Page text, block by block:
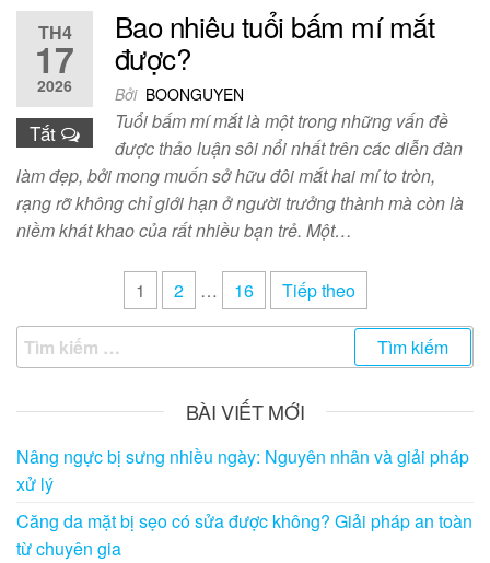
TH4
17
2026
Tắt
Bao nhiêu tuổi bấm mí mắt
được?
Bởi BOONGUYEN
Tuổi bấm mí mắt là một trong những vấn đề
được thảo luận sôi nổi nhất trên các diễn đàn
làm đẹp, bởi mong muốn sở hữu đôi mắt hai mí to tròn,
rạng rỡ không chỉ giới hạn ở người trưởng thành mà còn là
niềm khát khao của rất nhiều bạn trẻ. Một…
hướng
bài
viết
1 2 … 16
Tiếp theo
Tìm
kiếm
BÀI VIẾT MỚI
Nâng ngực bị sưng nhiều ngày: Nguyên nhân và giải pháp
xử lý
Căng da mặt bị sẹo có sửa được không? Giải pháp an toàn
từ chuyên gia